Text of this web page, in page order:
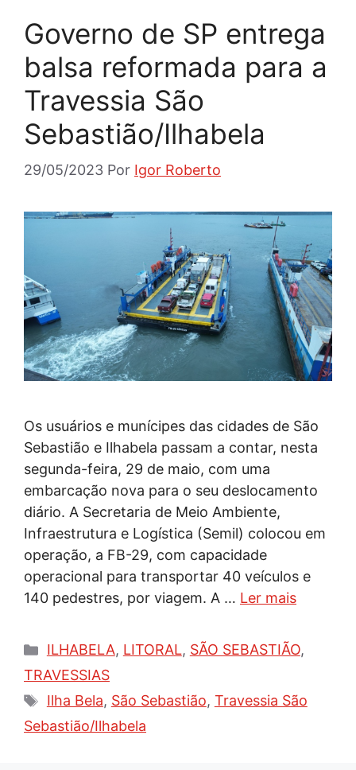
Governo de SP entrega
balsa reformada para a
Travessia São
Sebastião/Ilhabela
29/05/2023 Por Igor Roberto
Os usuários e munícipes das cidades de São
Sebastião e Ilhabela passam a contar, nesta
segunda-feira, 29 de maio, com uma
embarcação nova para o seu deslocamento
diário. A Secretaria de Meio Ambiente,
Infraestrutura e Logística (Semil) colocou em
operação, a FB-29, com capacidade
operacional para transportar 40 veículos e
140 pedestres, por viagem. A … Ler mais
Categorias
ILHABELA, LITORAL, SÃO SEBASTIÃO,
TRAVESSIAS
Tags
Ilha Bela, São Sebastião, Travessia São
Sebastião/Ilhabela